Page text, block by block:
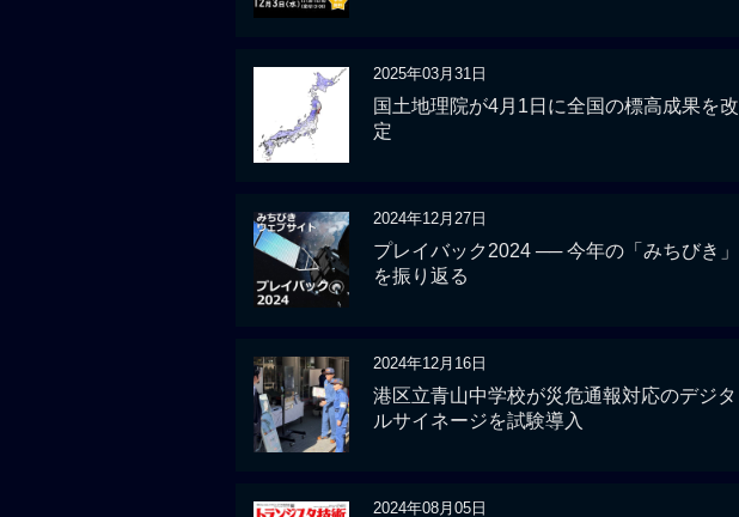
2025年03月31日
国土地理院が4月1日に全国の標高成果を改
定
2024年12月27日
プレイバック2024 ── 今年の「みちびき」
を振り返る
2024年12月16日
港区立青山中学校が災危通報対応のデジタ
ルサイネージを試験導入
2024年08月05日